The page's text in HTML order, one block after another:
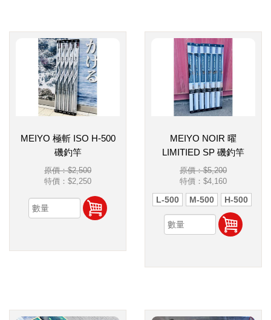
MEIYO 極斬 ISO H-500
磯釣竿
原價：$2,500
特價： $2,250
MEIYO NOIR 曜
LIMITIED SP 磯釣竿
原價：$5,200
特價： $4,160
L-500 M-500 H-500